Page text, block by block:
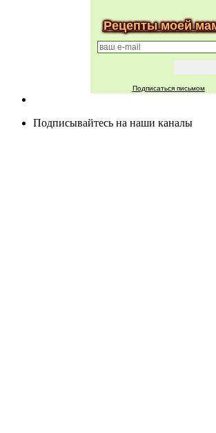
Рецепты моей
Подписаться письмом
Подписывайтесь на наши каналы